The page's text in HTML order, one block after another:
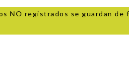
NO registrados se guardan